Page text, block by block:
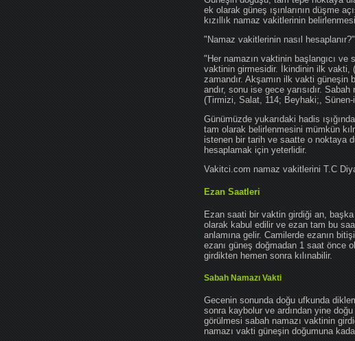
ek olarak güneş ışınlarının düşme
kızıllık namaz vakitlerinin
"Namaz vakitlerinin nasıl
"Her namazın vaktinin başlangıcı ve
vaktinin girmesidir. İkindinin ilk vakti,
zamandır. Akşamın ilk vakti güneşin
andır, sonu ise gece yarısıdır.
(Tirmizi, Salat, 114; Beyhaki;,
Günümüzde yukarıdaki hadis
tam olarak belirlenmesini mümkün
istenen bir tarih ve saatte o noktaya
hesaplamak için yeterlidir.
Vakitci.com namaz vakitlerini T.C
Ezan Saatleri
Ezan saati bir vaktin girdiği an,
olarak kabul edilir ve ezan tam bu
anlamına gelir. Camilerde ezanın
ezanı güneş doğmadan 1 saat önce
girdikten hemen sonra kılınabilir.
Sabah Namazı Vakti
Gecenin sonunda doğu ufkunda
sonra kaybolur ve ardından yine
görülmesi sabah namazı vaktinin
namazı vakti güneşin doğumuna